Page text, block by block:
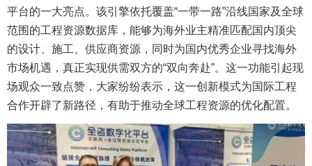
平台的一大亮点。该引擎依托覆盖“一带一路”沿线国家及全球
范围的工程资源数据库，能够为海外业主精准匹配国内顶尖
的设计、施工、供应商资源，同时为国内优秀企业寻找海外
市场机遇，真正实现供需双方的“双向奔赴”。这一功能引起现
场观众一致点赞，大家纷纷表示，这一创新模式为国际工程
合作开辟了新路径，有助于推动全球工程资源的优化配置。